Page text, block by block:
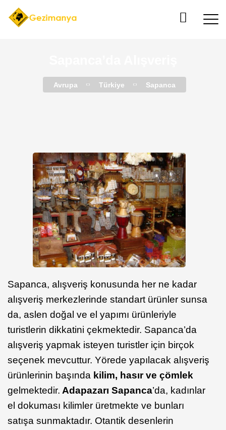
Avrupa Türkiye Sapanca
Sapanca, alışveriş konusunda her ne kadar
alışveriş merkezlerinde standart ürünler sunsa
da, aslen doğal ve el yapımı ürünleriyle
turistlerin dikkatini çekmektedir. Sapanca’da
alışveriş yapmak isteyen turistler için birçok
seçenek mevcuttur. Yörede yapılacak alışveriş
ürünlerinin başında kilim, hasır ve çömlek
gelmektedir. Adapazarı Sapanca’da, kadınlar
el dokuması kilimler üretmekte ve bunları
satışa sunmaktadır. Otantik desenlerin